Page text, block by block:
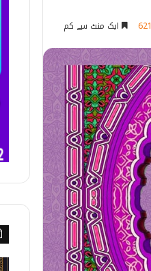
621 ایک منٹ سے کم